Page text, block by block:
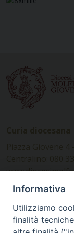
Ufficio
Informativa
Utilizziamo
finalità